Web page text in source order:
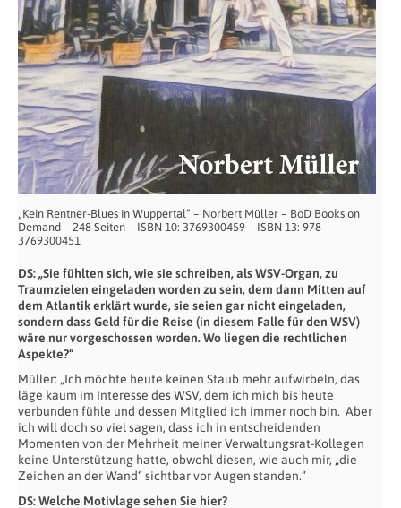
„Kein Rentner-Blues in Wuppertal“ – Norbert Müller – BoD Books on
Demand – 248 Seiten – ISBN 10: 3769300459 – ISBN 13: 978-
3769300451
DS: „Sie fühlten sich, wie sie schreiben, als WSV-Organ, zu
Traumzielen eingeladen worden zu sein, dem dann Mitten auf
dem Atlantik erklärt wurde, sie seien gar nicht eingeladen,
sondern dass Geld für die Reise (in diesem Falle für den WSV)
wäre nur vorgeschossen worden. Wo liegen die rechtlichen
Aspekte?“
Müller: „Ich möchte heute keinen Staub mehr aufwirbeln, das
läge kaum im Interesse des WSV, dem ich mich bis heute
verbunden fühle und dessen Mitglied ich immer noch bin. Aber
ich will doch so viel sagen, dass ich in entscheidenden
Momenten von der Mehrheit meiner Verwaltungsrat-Kollegen
keine Unterstützung hatte, obwohl diesen, wie auch mir, „die
Zeichen an der Wand“ sichtbar vor Augen standen.“
DS: Welche Motivlage sehen Sie hier?